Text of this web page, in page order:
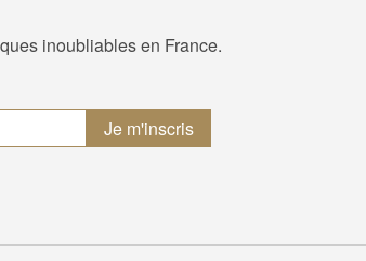
inoubliables en France.